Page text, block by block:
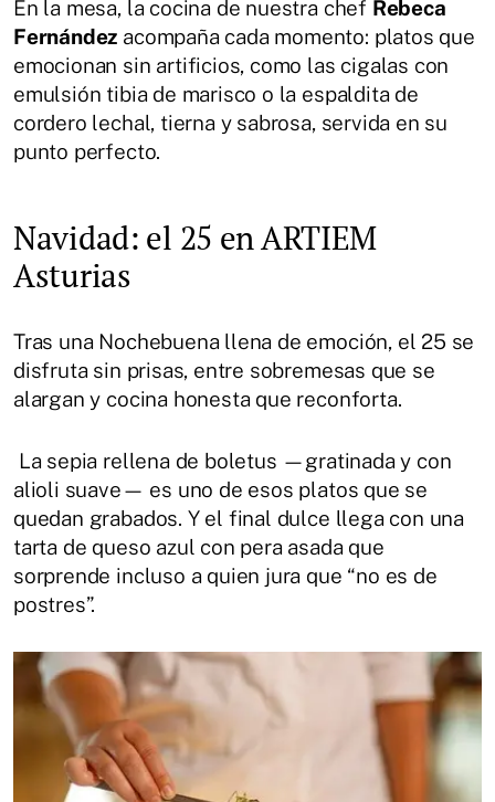
En la mesa, la cocina de nuestra chef Rebeca
Fernández acompaña cada momento: platos que
emocionan sin artificios, como las cigalas con
emulsión tibia de marisco o la espaldita de
cordero lechal, tierna y sabrosa, servida en su
punto perfecto.
Navidad: el 25 en ARTIEM
Asturias
Tras una Nochebuena llena de emoción, el 25 se
disfruta sin prisas, entre sobremesas que se
alargan y cocina honesta que reconforta.
La sepia rellena de boletus —gratinada y con
alioli suave— es uno de esos platos que se
quedan grabados. Y el final dulce llega con una
tarta de queso azul con pera asada que
sorprende incluso a quien jura que “no es de
postres”.